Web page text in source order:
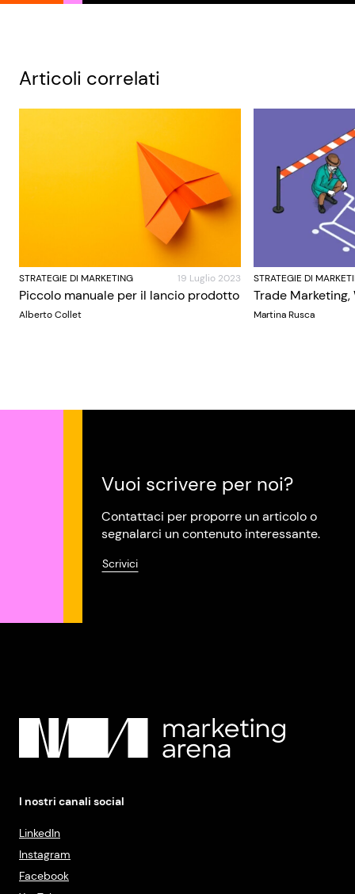
Articoli correlati
STRATEGIE DI MARKETING 19 Luglio 2023
Piccolo manuale per il lancio prodotto
Alberto Collet
STRATEGIE DI
Trade Marketing,
Martina Rusca
Vuoi scrivere per noi?
Contattaci per proporre un articolo o
segnalarci un contenuto interessante.
Scrivici
I nostri canali social
LinkedIn
Instagram
Facebook